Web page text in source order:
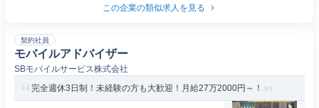
この企業の類似求人を見る
契約社員
モバイルアドバイザー
SBモバイルサービス株式会社
完全週休3日制！未経験の方も大歓迎！月給27万2000円～！